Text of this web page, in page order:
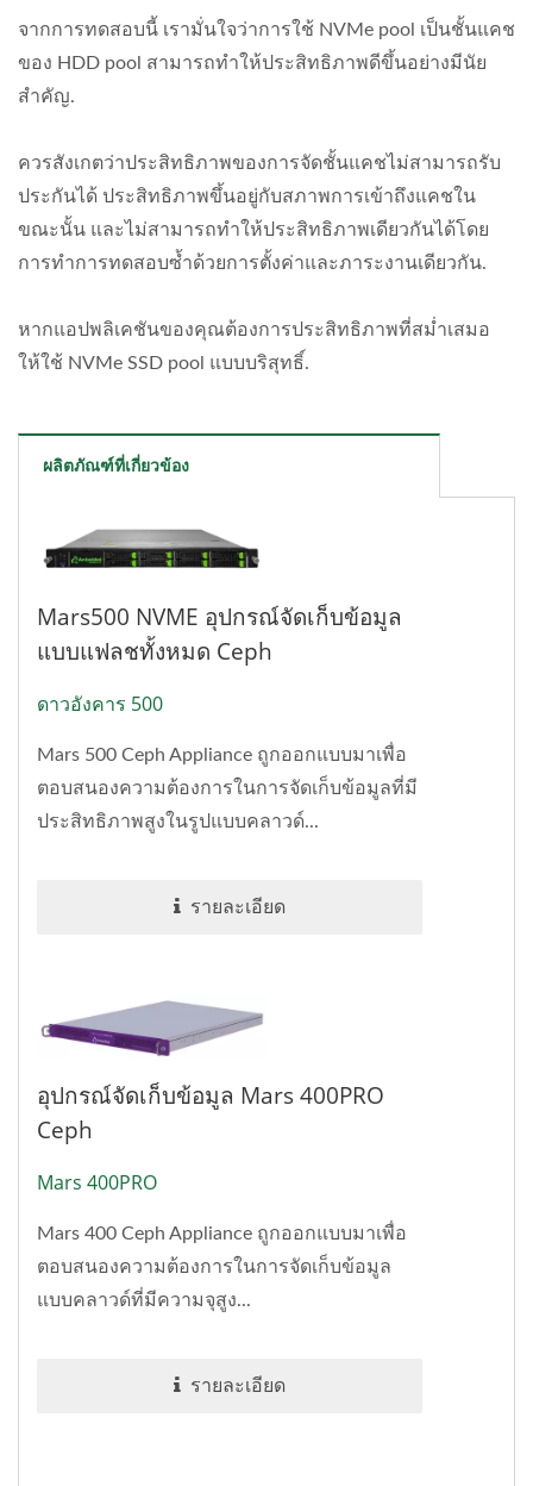
จากการทดสอบนี้ เรามั่นใจว่าการใช้ NVMe pool เป็นชั้นแคช
ของ HDD pool สามารถทำให้ประสิทธิภาพดีขึ้นอย่างมีนัย
สำคัญ.
ควรสังเกตว่าประสิทธิภาพของการจัดชั้นแคชไม่สามารถรับ
ประกันได้ ประสิทธิภาพขึ้นอยู่กับสภาพการเข้าถึงแคชใน
ขณะนั้น และไม่สามารถทำให้ประสิทธิภาพเดียวกันได้โดย
การทำการทดสอบซ้ำด้วยการตั้งค่าและภาระงานเดียวกัน.
หากแอปพลิเคชันของคุณต้องการประสิทธิภาพที่สม่ำเสมอ
ให้ใช้ NVMe SSD pool แบบบริสุทธิ์.
ผลิตภัณฑ์ที่เกี่ยวข้อง
Mars500 NVME อุปกรณ์จัดเก็บข้อมูล
แบบแฟลชทั้งหมด Ceph
ดาวอังคาร 500
Mars 500 Ceph Appliance ถูกออกแบบมาเพื่อ
ตอบสนองความต้องการในการจัดเก็บข้อมูลที่มี
ประสิทธิภาพสูงในรูปแบบคลาวด์...
รายละเอียด
อุปกรณ์จัดเก็บข้อมูล Mars 400PRO
Ceph
Mars 400PRO
Mars 400 Ceph Appliance ถูกออกแบบมาเพื่อ
ตอบสนองความต้องการในการจัดเก็บข้อมูล
แบบคลาวด์ที่มีความจุสูง...
รายละเอียด